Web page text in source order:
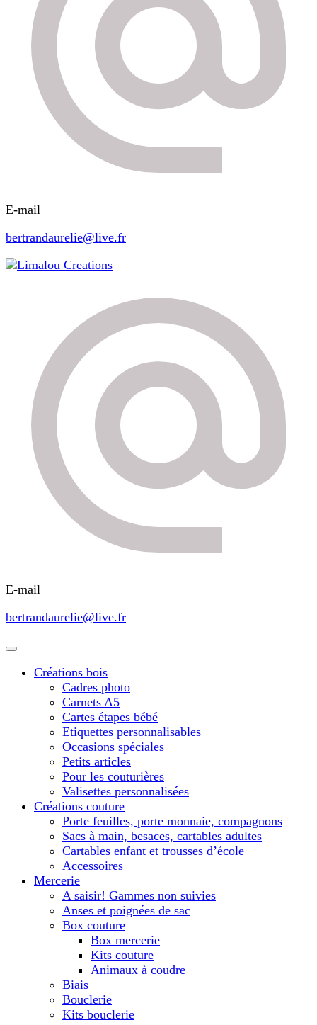
E-mail
bertrandaurelie@live.fr
Limalou Creations
E-mail
bertrandaurelie@live.fr
Créations bois
Cadres photo
Carnets A5
Cartes étapes bébé
Etiquettes personnalisables
Occasions spéciales
Petits articles
Pour les couturières
Valisettes personnalisées
Créations couture
Porte feuilles, porte monnaie, compagnons
Sacs à main, besaces, cartables adultes
Cartables enfant et trousses d’école
Accessoires
Mercerie
A saisir! Gammes non suivies
Anses et poignées de sac
Box couture
Box mercerie
Kits couture
Animaux à coudre
Biais
Bouclerie
Kits bouclerie